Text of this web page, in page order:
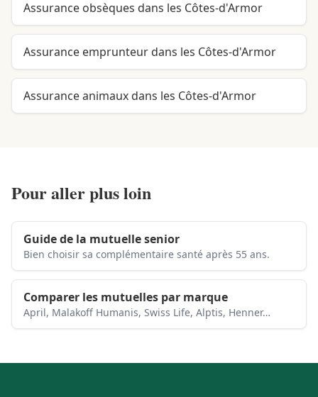
Assurance obsèques dans les Côtes-d'Armor
Assurance emprunteur dans les Côtes-d'Armor
Assurance animaux dans les Côtes-d'Armor
Pour aller plus loin
Guide de la mutuelle senior
Bien choisir sa complémentaire santé après 55 ans.
Comparer les mutuelles par marque
April, Malakoff Humanis, Swiss Life, Alptis, Henner…